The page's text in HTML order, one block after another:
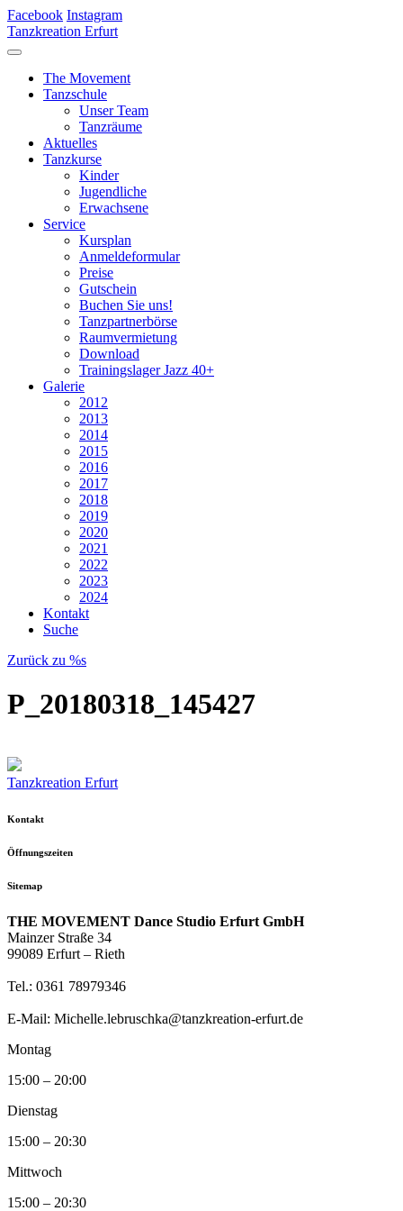
Facebook Instagram
Tanzkreation Erfurt
The Movement
Tanzschule
Unser Team
Tanzräume
Aktuelles
Tanzkurse
Kinder
Jugendliche
Erwachsene
Service
Kursplan
Anmeldeformular
Preise
Gutschein
Buchen Sie uns!
Tanzpartnerbörse
Raumvermietung
Download
Trainingslager Jazz 40+
Galerie
2012
2013
2014
2015
2016
2017
2018
2019
2020
2021
2022
2023
2024
Kontakt
Suche
Zurück zu %s
P_20180318_145427
Tanzkreation Erfurt
Kontakt
Öffnungszeiten
Sitemap
THE MOVEMENT Dance Studio Erfurt GmbH
Mainzer Straße 34
99089 Erfurt – Rieth
Tel.: 0361 78979346
E-Mail: Michelle.lebruschka@tanzkreation-erfurt.de
Montag
15:00 – 20:00
Dienstag
15:00 – 20:30
Mittwoch
15:00 – 20:30